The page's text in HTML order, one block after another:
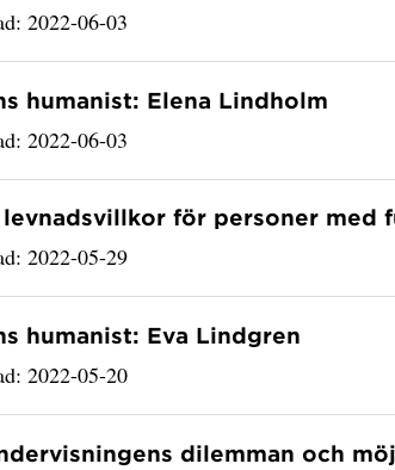
2022-06-03
humanist: Elena Lindholm
2022-06-03
levnadsvillkor för personer med
2022-05-29
humanist: Eva Lindgren
2022-05-20
dilemman och